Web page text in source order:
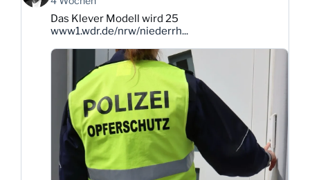
Karsten
Dittmann
Bluesky
Das Klever Modell wird 25
www1.wdr.de/nrw/niederrh...